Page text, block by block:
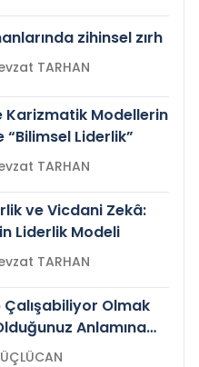
zihinsel zırh
Prof.Dr. Nevzat TARHAN
Karizmatik Modellerin
“Bilimsel Liderlik”
Prof.Dr. Nevzat TARHAN
ve Vicdani Zekâ:
Liderlik Modeli
Prof.Dr. Nevzat TARHAN
Çalışabiliyor Olmak
Anlamına
GÜÇLÜCAN